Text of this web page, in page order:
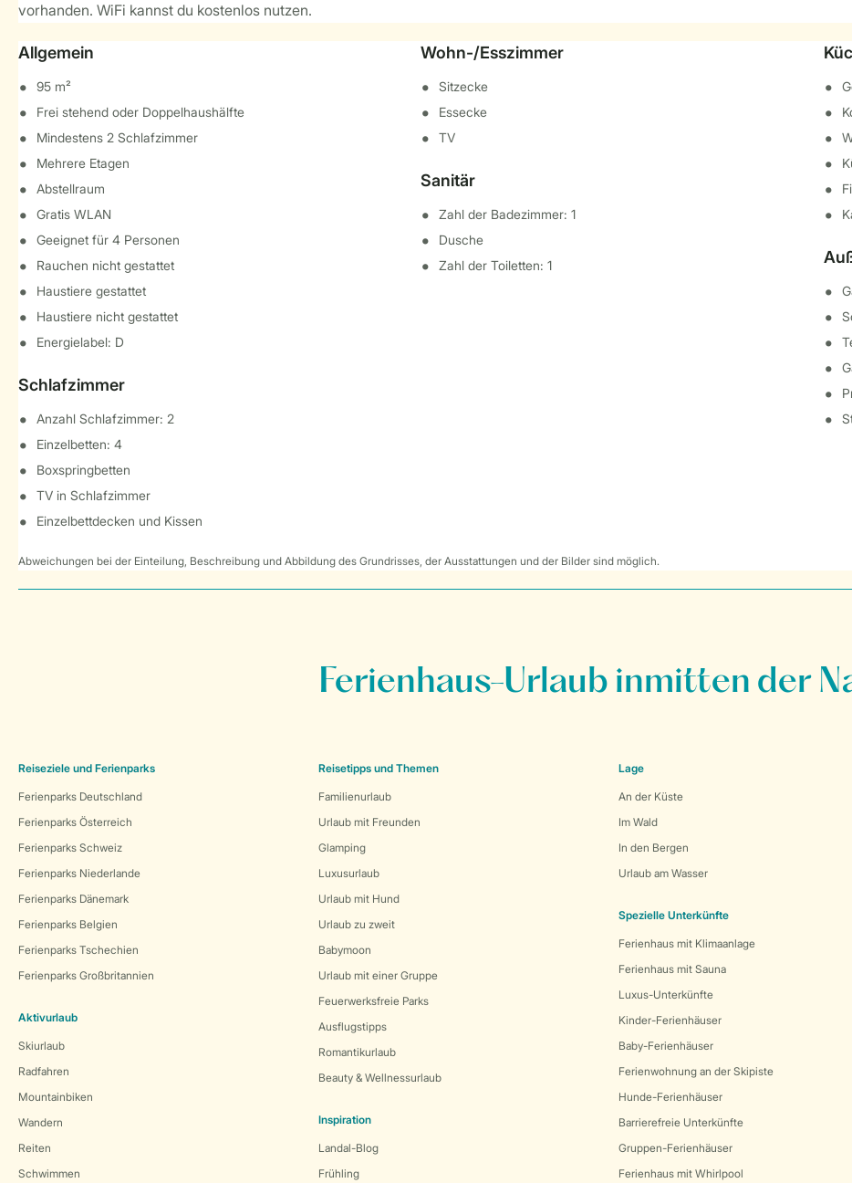
vorhanden. WiFi kannst du kostenlos nutzen.
Allgemein
95 m²
Frei stehend oder Doppelhaushälfte
Mindestens 2 Schlafzimmer
Mehrere Etagen
Abstellraum
Gratis WLAN
Geeignet für 4 Personen
Rauchen nicht gestattet
Haustiere gestattet
Haustiere nicht gestattet
Energielabel: D
Schlafzimmer
Anzahl Schlafzimmer: 2
Einzelbetten: 4
Boxspringbetten
TV in Schlafzimmer
Einzelbettdecken und Kissen
Wohn-/Esszimmer
Sitzecke
Essecke
TV
Sanitär
Zahl der Badezimmer: 1
Dusche
Zahl der Toiletten: 1
Abweichungen bei der Einteilung, Beschreibung und Abbildung des Grundrisses, der Ausstattungen und der Bilder sind möglich.
Ferienhaus-Urlaub inmitten der
Reiseziele und Ferienparks
Ferienparks Deutschland
Ferienparks Österreich
Ferienparks Schweiz
Ferienparks Niederlande
Ferienparks Dänemark
Ferienparks Belgien
Ferienparks Tschechien
Ferienparks Großbritannien
Aktivurlaub
Skiurlaub
Radfahren
Mountainbiken
Wandern
Reiten
Schwimmen
Reisetipps und Themen
Familienurlaub
Urlaub mit Freunden
Glamping
Luxusurlaub
Urlaub mit Hund
Urlaub zu zweit
Babymoon
Urlaub mit einer Gruppe
Feuerwerksfreie Parks
Ausflugstipps
Romantikurlaub
Beauty & Wellnessurlaub
Inspiration
Landal-Blog
Frühling
Lage
An der Küste
Im Wald
In den Bergen
Urlaub am Wasser
Spezielle Unterkünfte
Ferienhaus mit Klimaanlage
Ferienhaus mit Sauna
Luxus-Unterkünfte
Kinder-Ferienhäuser
Baby-Ferienhäuser
Ferienwohnung an der Skipiste
Hunde-Ferienhäuser
Barrierefreie Unterkünfte
Gruppen-Ferienhäuser
Ferienhaus mit Whirlpool